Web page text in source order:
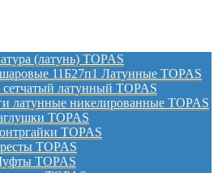
(латунь) TOPAS
11Б27п1 Латунные TOPAS
латунный TOPAS
латунные никелированные TOPAS
TOPAS
TOPAS
TOPAS
TOPAS